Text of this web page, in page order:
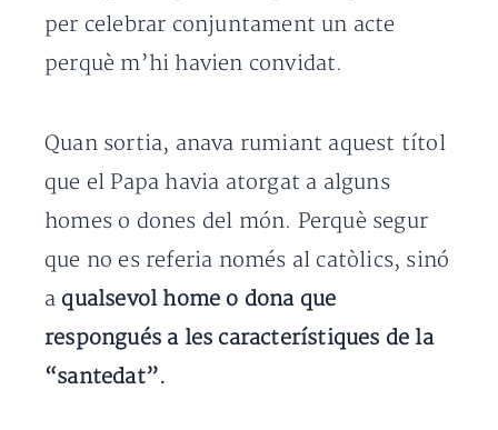
per celebrar conjuntament un acte
perquè m’hi havien convidat.
Quan sortia, anava rumiant aquest títol
que el Papa havia atorgat a alguns
homes o dones del món. Perquè segur
que no es referia només al catòlics, sinó
a qualsevol home o dona que
respongués a les característiques de la
“santedat”.